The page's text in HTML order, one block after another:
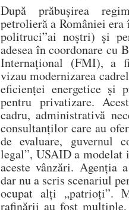
După prăbușirea
petrolieră a României era
politruci”ai noștri) și
adesea în coordonare cu
Internațional (FMI), a
vizau modernizarea
eficienței energetice și
pentru privatizare.
cadru, administrativă
consultanților care au
de evaluare, guvernul
legal”, USAID a
aceste vânzări. Agenția
dar nu a scris scenariul
ocupat alți „patrioți”.
rafinării au fost